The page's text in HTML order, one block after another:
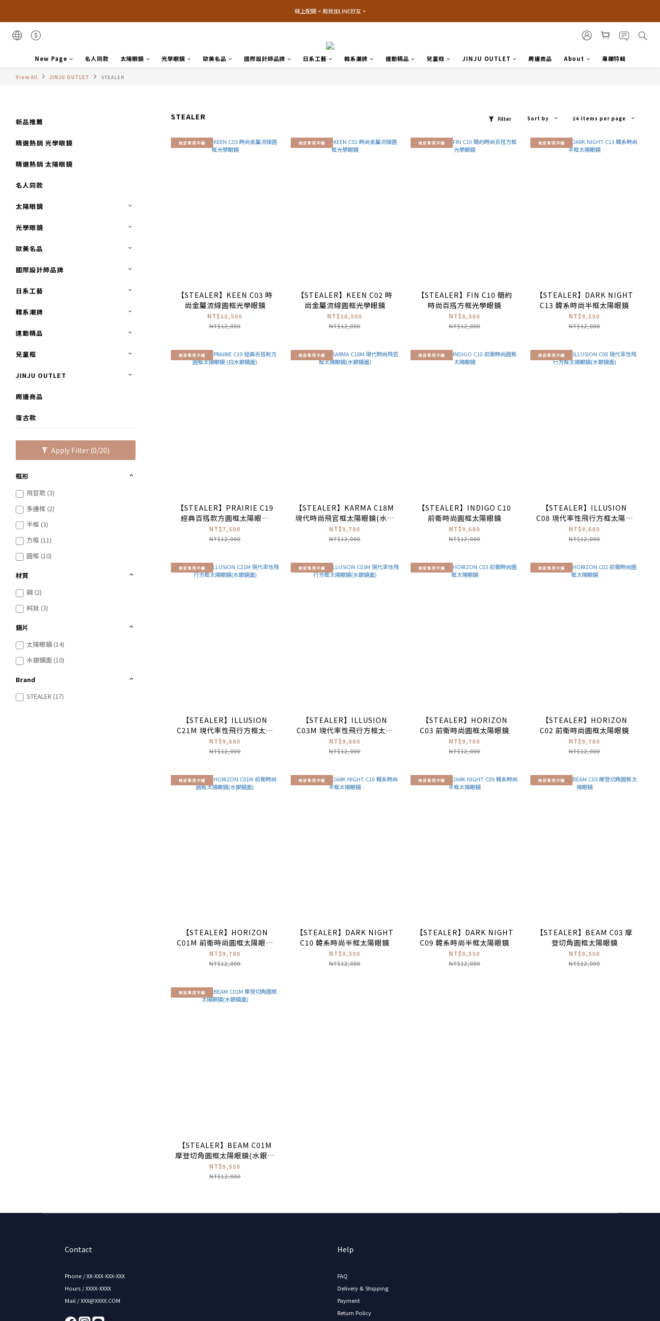
線上配鏡 < 點我加LINE好友 >
New Page 名人同款 太陽眼鏡 光學眼鏡 歐美名品 國際設計師品牌 日系工藝 韓系潮牌 運動精品 兒童框 JINJU OUTLET 周邊商品 About 專欄特輯
View All JINJU OUTLET STEALER
新品推薦
精選熱銷 光學眼鏡
精選熱銷 太陽眼鏡
名人同款
太陽眼鏡
光學眼鏡
歐美名品
國際設計師品牌
日系工藝
韓系潮牌
運動精品
兒童框
JINJU OUTLET
周邊商品
復古款
Apply Filter (0/20)
框形
飛官款 (3)
多邊框 (2)
半框 (3)
方框 (11)
圓框 (10)
材質
鋼 (2)
純鈦 (3)
鏡片
太陽眼鏡 (14)
水銀鏡面 (10)
Brand
STEALER (17)
STEALER Filter Sort by 24 Items per page
現貨售完不補
【STEALER】KEEN C03 時
尚金屬流線圓框光學眼鏡
NT$10,500
NT$12,000
現貨售完不補
【STEALER】KEEN C02 時
尚金屬流線圓框光學眼鏡
NT$10,500
NT$12,000
現貨售完不補
【STEALER】FIN C10 簡約
時尚百搭方框光學眼鏡
NT$8,380
NT$12,000
現貨售完不補
【STEALER】DARK NIGHT
C13 韓系時尚半框太陽眼鏡
NT$9,550
NT$12,000
現貨售完不補
【STEALER】PRAIRIE C19
經典百搭款方圓框太陽眼鏡
(白水銀鏡面)
NT$7,500
NT$12,000
現貨售完不補
【STEALER】KARMA C18M
現代時尚飛官框太陽眼鏡(水銀
鏡面)
NT$9,780
NT$12,000
現貨售完不補
【STEALER】INDIGO C10
前衛時尚圓框太陽眼鏡
NT$9,680
NT$12,000
現貨售完不補
【STEALER】ILLUSION
C08 現代率性飛行方框太陽眼
鏡(水銀鏡面)
NT$9,680
NT$12,000
現貨售完不補
【STEALER】ILLUSION
C21M 現代率性飛行方框太陽
眼鏡(水銀鏡面)
NT$9,680
NT$12,000
現貨售完不補
【STEALER】ILLUSION
C03M 現代率性飛行方框太陽
眼鏡(水銀鏡面)
NT$9,680
NT$12,000
現貨售完不補
【STEALER】HORIZON
C03 前衛時尚圓框太陽眼鏡
NT$9,780
NT$12,000
現貨售完不補
【STEALER】HORIZON
C02 前衛時尚圓框太陽眼鏡
NT$9,780
NT$12,000
現貨售完不補
【STEALER】HORIZON
C01M 前衛時尚圓框太陽眼鏡
(水銀鏡面)
NT$9,780
NT$12,000
現貨售完不補
【STEALER】DARK NIGHT
C10 韓系時尚半框太陽眼鏡
NT$9,550
NT$12,000
現貨售完不補
【STEALER】DARK NIGHT
C09 韓系時尚半框太陽眼鏡
NT$9,550
NT$12,000
現貨售完不補
【STEALER】BEAM C03 摩
登切角圓框太陽眼鏡
NT$9,550
NT$12,000
現貨售完不補
【STEALER】BEAM C01M
摩登切角圓框太陽眼鏡(水銀鏡
面)
NT$9,550
NT$12,000
Contact
Phone / XX-XXX-XXX-XXX
Hours / XXXX-XXXX
Mail / XXX@XXXX.COM
Help
FAQ
Delivery & Shipping
Payment
Return Policy